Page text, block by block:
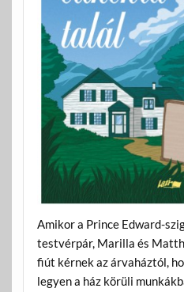
Amikor a Prince Edward-
testvérpár, Marilla és
fiút kérnek az árvaháztól,
legyen a ház körüli